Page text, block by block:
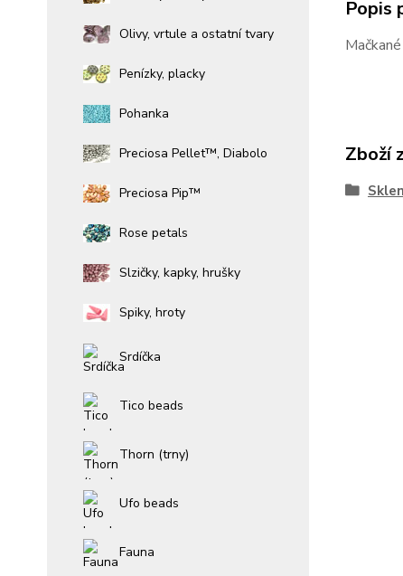
Olivy, vrtule a ostatní tvary
Penízky, placky
Pohanka
Preciosa Pellet™, Diabolo
Preciosa Pip™
Rose petals
Slzičky, kapky, hrušky
Spiky, hroty
Srdíčka
Tico beads
Thorn (trny)
Ufo beads
Fauna
Popis
Zboží